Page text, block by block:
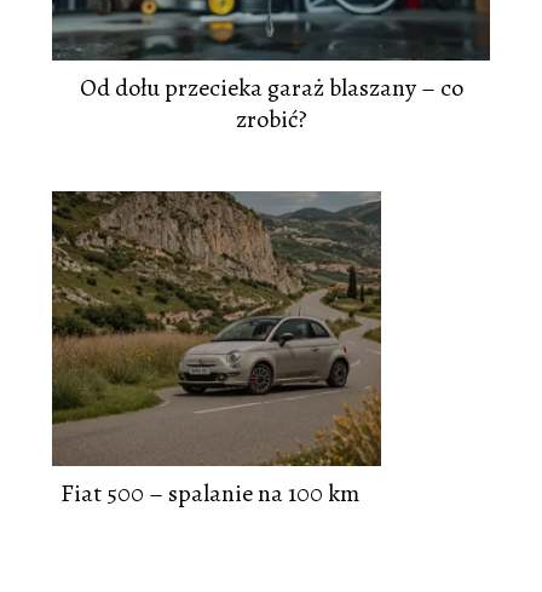
Od dołu przecieka garaż blaszany – co
zrobić?
Fiat 500 – spalanie na 100 km